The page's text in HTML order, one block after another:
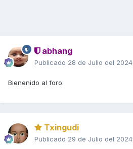
abhang
Publicado 28 de Julio del 2024
Bienenido al foro.
Txingudi
Publicado 29 de Julio del 2024